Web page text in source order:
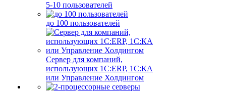
5-10 пользователей
до 100 пользователей
Сервер для компаний,
использующих 1C:ERP, 1С:КА
или Управление Холдингом